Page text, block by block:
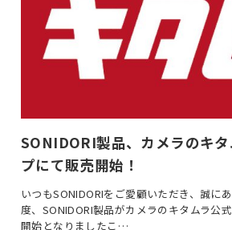
SONIDORI製品、カメラのキ
プにて販売開始！
いつもSONIDORIをご愛顧いただき、誠に
度、SONIDORI製品がカメラのキタムラ公
開始となりましたこ…